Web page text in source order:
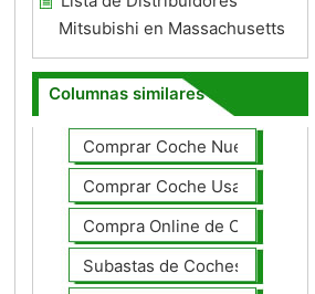
Mitsubishi en Massachusetts
Columnas similares
Comprar Coche Nuevo
Comprar Coche Usado
Compra Online de Coches
Subastas de Coches